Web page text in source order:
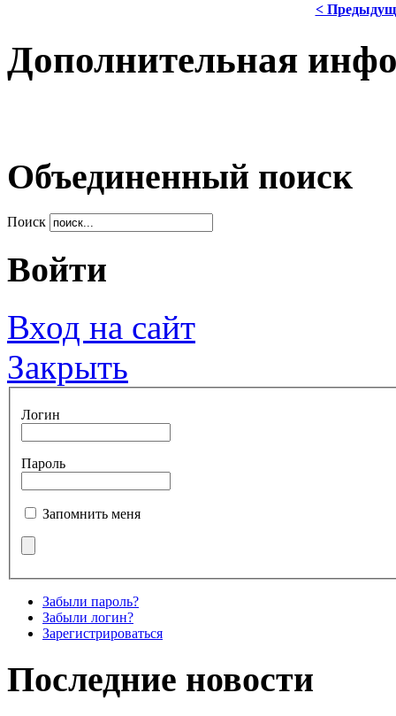
<
Дополнительная
Объединенный поиск
Поиск
Войти
Вход на сайт
Закрыть
Логин
Пароль
Запомнить меня
Забыли пароль?
Забыли логин?
Зарегистрироваться
Последние новости